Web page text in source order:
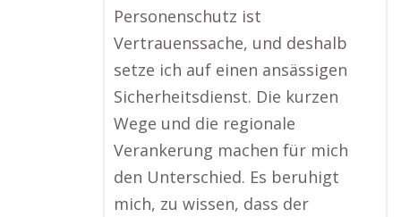
Personenschutz ist
Vertrauenssache, und deshalb
setze ich auf einen ansässigen
Sicherheitsdienst. Die kurzen
Wege und die regionale
Verankerung machen für mich
den Unterschied. Es beruhigt
mich, zu wissen, dass der